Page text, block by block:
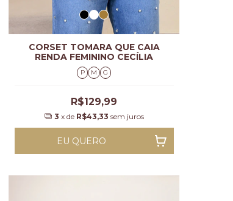
CORSET TOMARA QUE CAIA
RENDA FEMININO CECÍLIA
P M G
R$129,99
3 x de R$43,33 sem juros
EU QUERO